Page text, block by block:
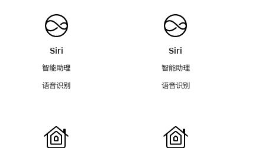
Siri
智能助理
语音识别
Siri
智能助理
语音识别